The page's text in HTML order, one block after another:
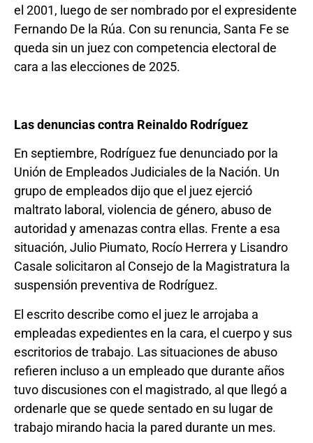
el 2001, luego de ser nombrado por el expresidente
Fernando De la Rúa. Con su renuncia, Santa Fe se
queda sin un juez con competencia electoral de
cara a las elecciones de 2025.
Las denuncias contra Reinaldo Rodríguez
En septiembre, Rodríguez fue denunciado por la
Unión de Empleados Judiciales de la Nación. Un
grupo de empleados dijo que el juez ejerció
maltrato laboral, violencia de género, abuso de
autoridad y amenazas contra ellas. Frente a esa
situación, Julio Piumato, Rocío Herrera y Lisandro
Casale solicitaron al Consejo de la Magistratura la
suspensión preventiva de Rodríguez.
El escrito describe como el juez le arrojaba a
empleadas expedientes en la cara, el cuerpo y sus
escritorios de trabajo. Las situaciones de abuso
refieren incluso a un empleado que durante años
tuvo discusiones con el magistrado, al que llegó a
ordenarle que se quede sentado en su lugar de
trabajo mirando hacia la pared durante un mes.